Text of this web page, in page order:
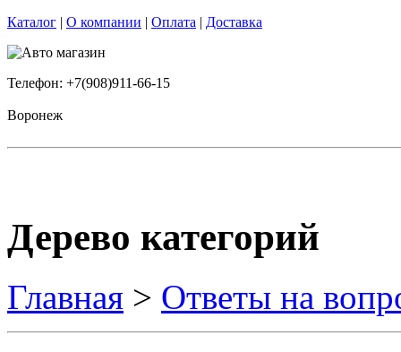
Каталог | О компании | Оплата | Доставка
Телефон: +7(908)911-66-15
Воронеж
Дерево категорий
Главная > Ответы на